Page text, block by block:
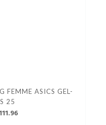
FEMME ASICS GEL-
25